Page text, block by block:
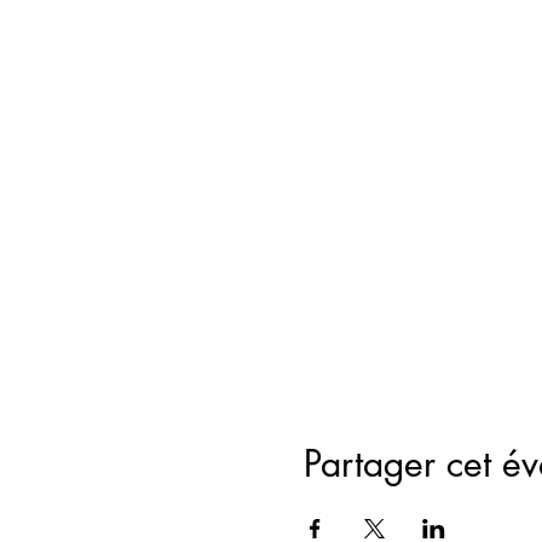
Partager cet